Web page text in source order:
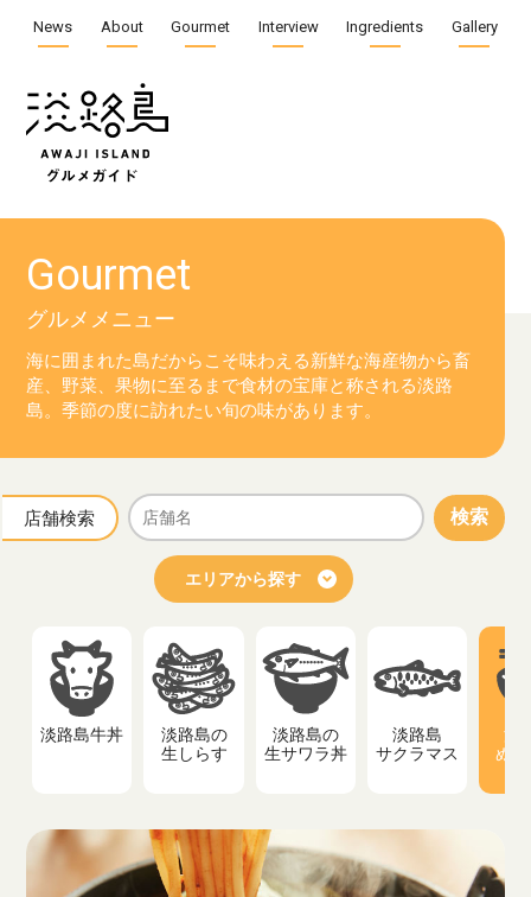
News About Gourmet Interview Ingredients Gallery
Gourmet
グルメメニュー
海に囲まれた島だからこそ味わえる新鮮な海産物から畜
産、野菜、果物に至るまで食材の宝庫と称される淡路
島。季節の度に訪れたい旬の味があります。
店舗検索 検索
エリアから探す
淡路島牛丼
淡路島の
生しらす
淡路島の
生サワラ丼
淡路島
サクラマス
淡
ぬ